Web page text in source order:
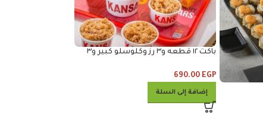
باكت ١٢ قطعه و٣ رز وكلوسلو كبير و٣
690.00 EGP
إضافة إلى السلة